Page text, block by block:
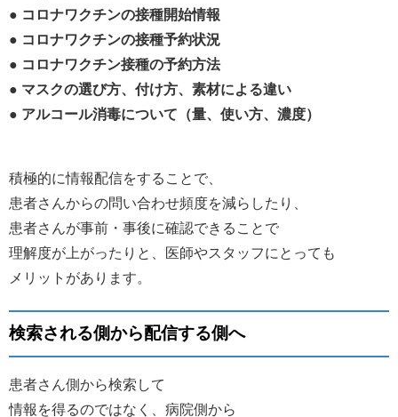
● コロナワクチンの接種開始情報
● コロナワクチンの接種予約状況
● コロナワクチン接種の予約方法
● マスクの選び方、付け方、素材による違い
● アルコール消毒について（量、使い方、濃度）
積極的に情報配信をすることで、
患者さんからの問い合わせ頻度を減らしたり、
患者さんが事前・事後に確認できることで
理解度が上がったりと、医師やスタッフにとっても
メリットがあります。
検索される側から配信する側へ
患者さん側から検索して
情報を得るのではなく、病院側から